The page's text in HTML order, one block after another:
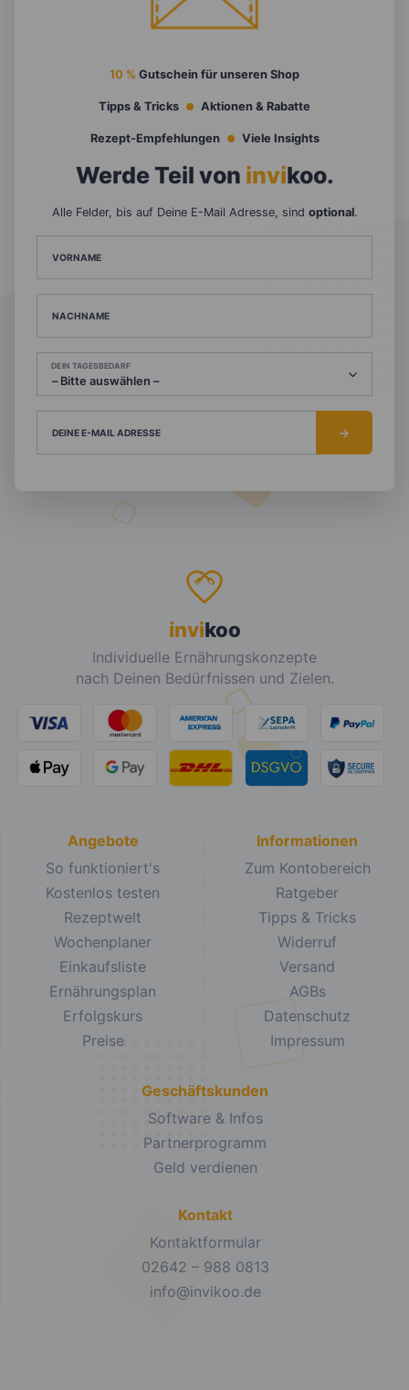
10 % Gutschein für unseren Shop
Tipps & Tricks Aktionen & Rabatte
Rezept-Empfehlungen Viele Insights
Werde Teil von invikoo.
Alle Felder, bis auf Deine E-Mail Adresse, sind optional.
VORNAME
NACHNAME
DEIN TAGESBEDARF
DEINE E-MAIL ADRESSE
invikoo
Individuelle Ernährungskonzepte
nach Deinen Bedürfnissen und Zielen.
Angebote
So funktioniert's
Kostenlos testen
Rezeptwelt
Wochenplaner
Einkaufsliste
Ernährungsplan
Erfolgskurs
Preise
Informationen
Zum Kontobereich
Ratgeber
Tipps & Tricks
Widerruf
Versand
AGBs
Datenschutz
Impressum
Geschäftskunden
Software & Infos
Partnerprogramm
Geld verdienen
Kontakt
Kontaktformular
02642 – 988 0813
info@invikoo.de